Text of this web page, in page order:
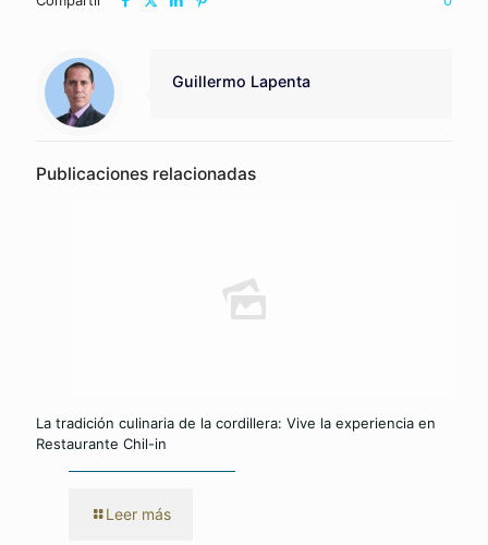
Guillermo Lapenta
Publicaciones relacionadas
La tradición culinaria de la cordillera: Vive la experiencia en
Restaurante Chil-in
Leer más